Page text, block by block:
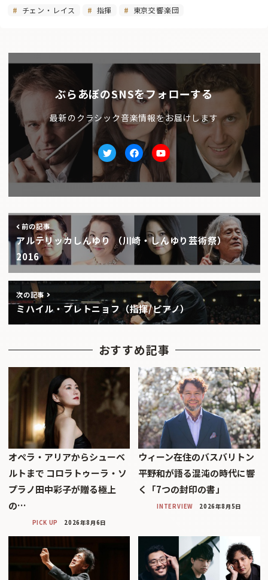
チェン・レイス
指揮 東京交響楽団
ぶらあぼのSNSをフォローする
最新のクラシック音楽情報をお届けします
TwitterfacebookYoutube
前の記事
アルテリッカしんゆり （川崎・しんゆり芸術祭）
2016
次の記事
ミハイル・プレトニョフ（指揮/ピアノ）
おすすめ記事
オペラ・アリアからシューベ
ルトまで コロラトゥーラ・ソ
プラノ田中彩子が贈る極上
の…
PICK UP 2026年8月6日
ウィーン在住のバスバリトン
平野和が語る混沌の時代に響
く「7つの封印の書」
INTERVIEW 2026年8月5日